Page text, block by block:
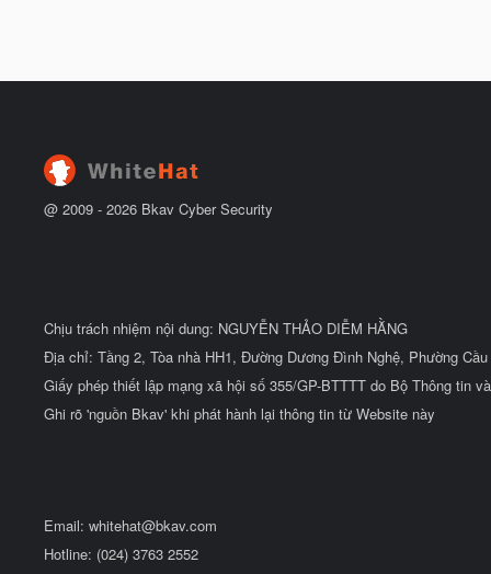
@ 2009 - 2026 Bkav Cyber Security
Chịu trách nhiệm nội dung: NGUYỄN THẢO DIỄM HẰNG
Địa chỉ: Tầng 2, Tòa nhà HH1, Đường Dương Đình Nghệ, Phường
Giấy phép thiết lập mạng xã hội số 355/GP-BTTTT do Bộ Thông tin
Ghi rõ 'nguồn Bkav' khi phát hành lại thông tin từ Website này
Email: whitehat@bkav.com
Hotline: (024) 3763 2552